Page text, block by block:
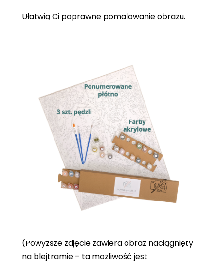
Ułatwią Ci poprawne pomalowanie obrazu.
(Powyższe zdjęcie zawiera obraz naciągnięty
na blejtramie – ta możliwość jest